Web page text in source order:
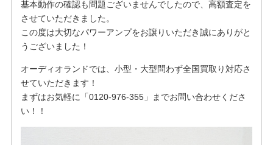
基本動作の確認も問題ございませんでしたので、高額査定を
させていただきました。
この度は大切なパワーアンプをお譲りいただき誠にありがと
うございました！
オーディオランドでは、小型・大型問わず全国買取り対応さ
せていただきます！
まずはお気軽に「0120-976-355」までお問い合わせくださ
い！！